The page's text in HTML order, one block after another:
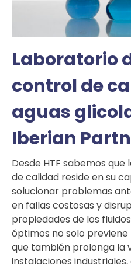
Laboratorio
control de
aguas
Iberian
Desde HTF sabemos
de calidad reside en su
solucionar problemas
en fallas costosas y
propiedades de los
óptimos no solo
que también prolonga la
instalaciones